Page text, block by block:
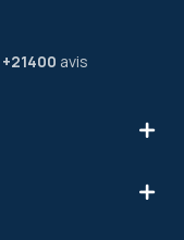
+21400 avis